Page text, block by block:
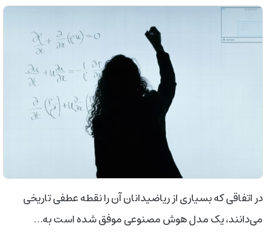
در اتفاقی که بسیاری از ریاضیدانان آن را نقطه عطفی تاریخی
می‌دانند، یک مدل هوش مصنوعی موفق شده است به…